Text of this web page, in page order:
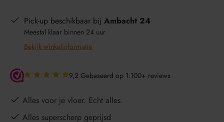
Pick-up beschikbaar bij Ambacht 24
Meestal klaar binnen 24 uur
Bekijk winkelinformatie
9,2 Gebaseerd op 1.100+ reviews
Alles voor je vloer. Echt alles.
Alles superscherp geprijsd